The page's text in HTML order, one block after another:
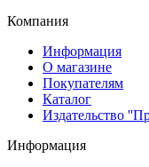
Компания
Информация
О магазине
Покупателям
Каталог
Издательство
Информация